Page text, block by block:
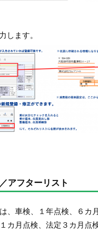
します。
アフターリスト
、車検、１年点検、６カ
カ月点検、法定３カ月点